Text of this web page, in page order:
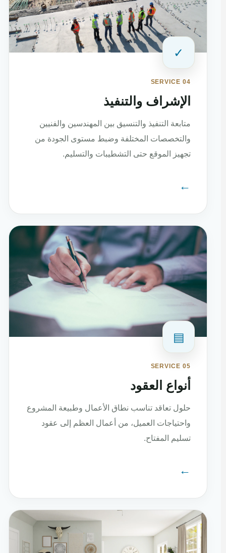
✓
SERVICE 04
الإشراف والتنفيذ
متابعة التنفيذ والتنسيق بين المهندسين والفنيين
والتخصصات المختلفة وضبط مستوى الجودة من
تجهيز الموقع حتى التشطيبات والتسليم.
←
▤
SERVICE 05
أنواع العقود
حلول تعاقد تناسب نطاق الأعمال وطبيعة المشروع
واحتياجات العميل، من أعمال العظم إلى عقود
تسليم المفتاح.
←